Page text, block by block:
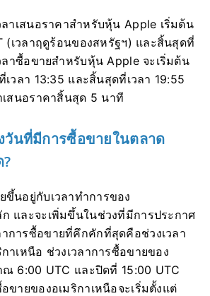
ลาเสนอราคาสำหรับหุ้น Apple เริ่มต้น
(เวลาฤดูร้อนของสหรัฐฯ) และสิ้นสุดที่
ลาซื้อขายสำหรับหุ้น Apple จะเริ่มต้น
วลา 13:35 และสิ้นสุดที่เวลา 19:55
เสนอราคาสิ้นสุด 5 นาที
วันที่มีการซื้อขายในตลาด
ขึ้นอยู่กับเวลาทำการของ
และจะเพิ่มขึ้นในช่วงที่มีการประกาศ
การซื้อขายที่คึกคักที่สุดคือช่วงเวลา
าเหนือ ช่วงเวลาการซื้อขายของ
ณ 6:00 UTC และปิดที่ 15:00 UTC
ขายของอเมริกาเหนือจะเริ่มตั้งแต่